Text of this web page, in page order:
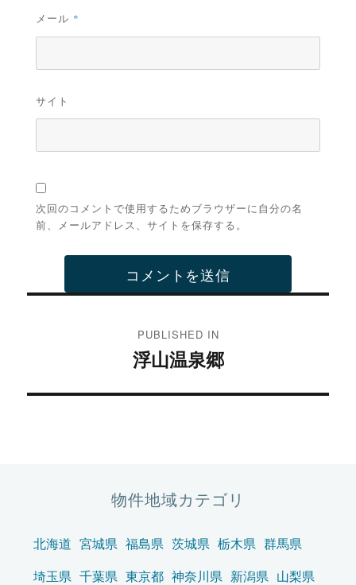
メール *
サイト
次回のコメントで使用するためブラウザーに自分の名
前、メールアドレス、サイトを保存する。
ビ
ン
PUBLISHED IN
浮山温泉郷
物件地域カテゴリ
北海道 宮城県 福島県 茨城県 栃木県 群馬県
埼玉県 千葉県 東京都 神奈川県 新潟県 山梨県